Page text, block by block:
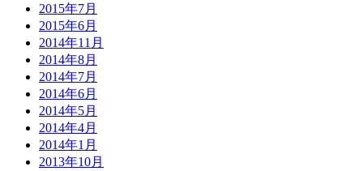
2015年7月
2015年6月
2014年11月
2014年8月
2014年7月
2014年6月
2014年5月
2014年4月
2014年1月
2013年10月